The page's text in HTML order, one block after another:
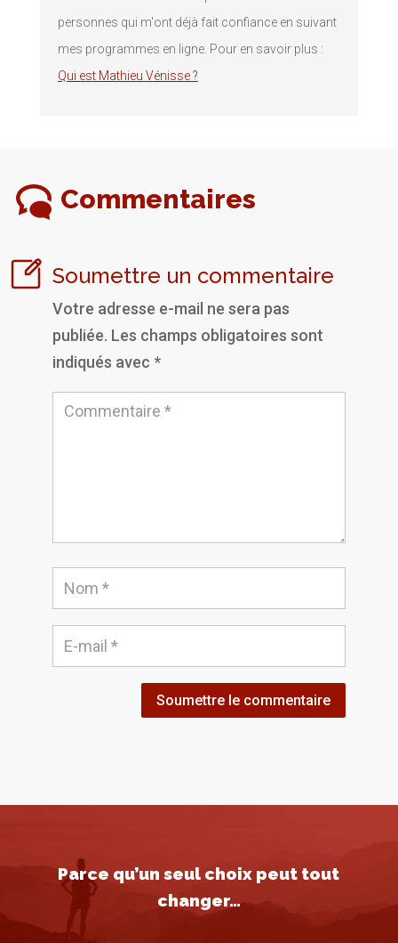
personnes qui m'ont déjà fait confiance en suivant
mes programmes en ligne. Pour en savoir plus :
Qui est Mathieu Vénisse ?
Commentaires
Soumettre un commentaire
Votre adresse e-mail ne sera pas
publiée. Les champs obligatoires sont
indiqués avec *
Soumettre le commentaire
Parce qu’un seul choix peut tout
changer…